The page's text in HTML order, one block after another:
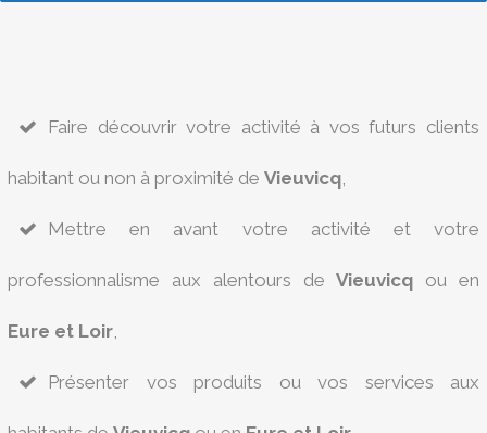
Faire découvrir votre activité à vos futurs clients
habitant ou non à proximité de Vieuvicq,
Mettre en avant votre activité et votre
professionnalisme aux alentours deVieuvicq ou en
Eure et Loir,
Présenter vos produits ou vos services aux